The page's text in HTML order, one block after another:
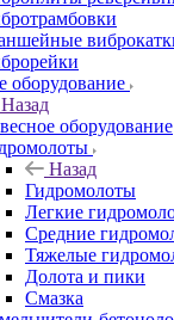
оборудование
Назад
оборудование
Назад
Гидромолоты
Легкие
Средние
Тяжелые
Долота и пики
Смазка